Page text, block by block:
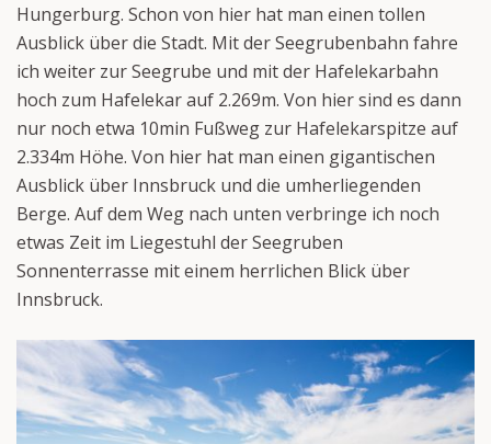
Hungerburg. Schon von hier hat man einen tollen
Ausblick über die Stadt. Mit der Seegrubenbahn fahre
ich weiter zur Seegrube und mit der Hafelekarbahn
hoch zum Hafelekar auf 2.269m. Von hier sind es dann
nur noch etwa 10min Fußweg zur Hafelekarspitze auf
2.334m Höhe. Von hier hat man einen gigantischen
Ausblick über Innsbruck und die umherliegenden
Berge. Auf dem Weg nach unten verbringe ich noch
etwas Zeit im Liegestuhl der Seegruben
Sonnenterrasse mit einem herrlichen Blick über
Innsbruck.